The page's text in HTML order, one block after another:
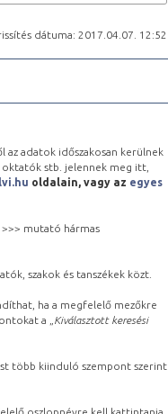
dátuma: 2017.04.07. 12:52
az adatok időszakosan kerülnek
oktatók stb. jelennek meg itt,
oldalain, vagy az egyes
mutató hármas
szakok és tanszékek közt.
ha a megfelelő mezőkre
a „ Kiválasztott keresési
több kiinduló szempont szerint
oszlopnévre kell kattintania